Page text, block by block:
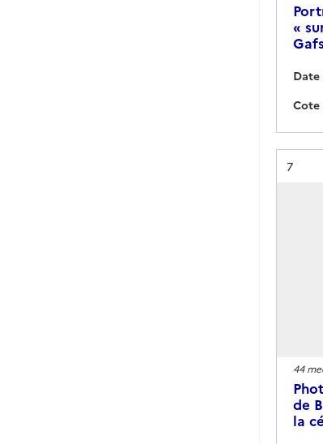
«
Date
Cote
7
44
de
la